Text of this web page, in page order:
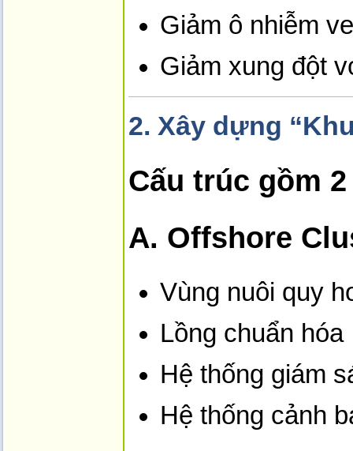
Giảm ô nhiễm
Giảm xung đột
2. Xây dựng
Cấu trúc gồm
A. Offshore
Vùng nuôi quy
Lồng chuẩn hóa
Hệ thống giám
Hệ thống cảnh